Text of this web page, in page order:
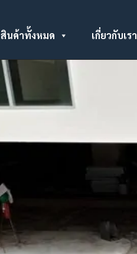
สินค้าทั้งหมด เกี่ยวกับเรา